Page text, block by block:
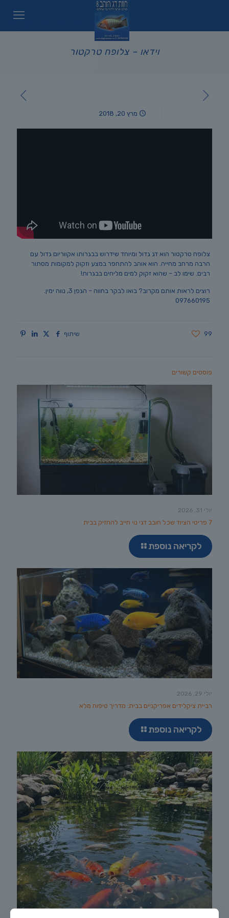
וידאו – צלופח טרקטור
מרץ 20, 2018
צלופח טרקטור הוא דג גדול ומיוחד שידרוש בבגרותו אקווריום גדול עם
הרבה מרחב מחייה. הוא אוהב להתחפר במצע וזקוק למקומות מסתור
רבים. שימו לב – שהוא זקוק למים מליחים בבגרות!
רוצים לראות אותם מקרוב? בואו לבקר בחווה – הגפן 3, נווה ימין.
097660195
שיתוף 99
פוסטים קשורים
יולי 31, 2026
7 פריטי הציוד שכל חובב דגי נוי חייב להחזיק בבית
לקריאה נוספת
יולי 29, 2026
רביית ציקלידים אפריקניים בבית: מדריך טיפוח מלא
לקריאה נוספת